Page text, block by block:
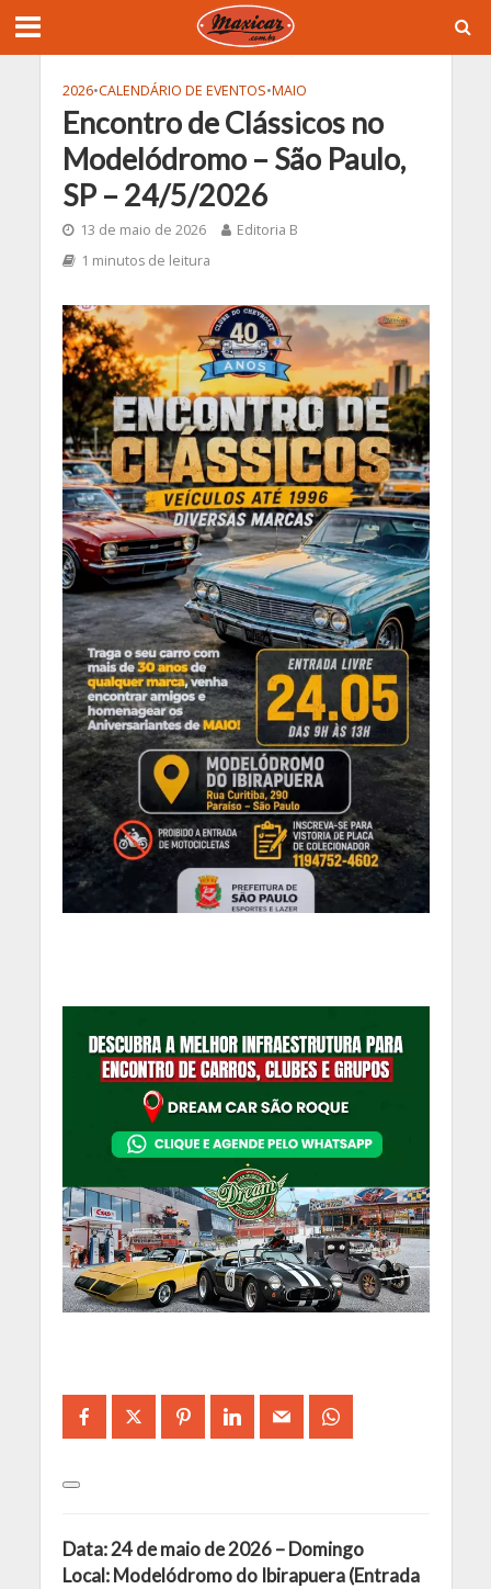
2026•CALENDÁRIO DE EVENTOS•MAIO
Encontro de Clássicos no
Modelódromo – São Paulo,
SP – 24/5/2026
13 de maio de 2026
Editoria B
1 minutos de leitura
Data: 24 de maio de 2026 – Domingo
Local: Modelódromo do Ibirapuera (Entrada